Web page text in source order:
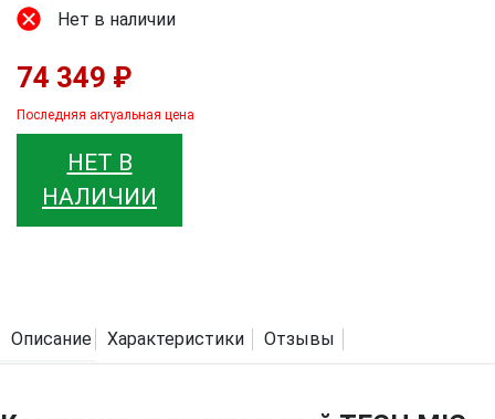
Нет в наличии
74 349 ₽
Последняя актуальная цена
НЕТ В
НАЛИЧИИ
Описание Характеристики Отзывы